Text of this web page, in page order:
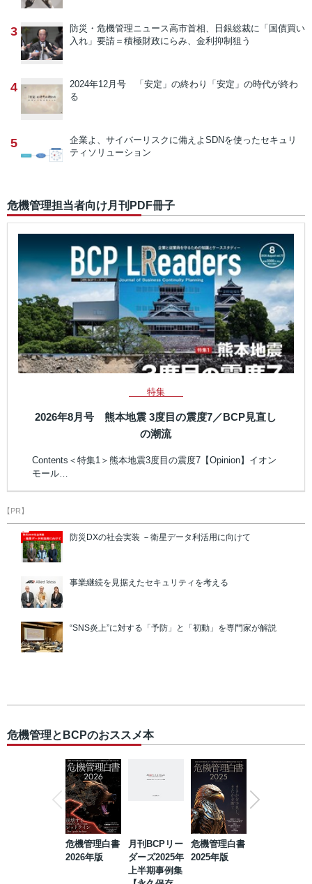
3 防災・危機管理ニュース高市首相、日銀総裁に「国債買い
入れ」要請＝積極財政にらみ、金利抑制狙う
4 2024年12月号 「安定」の終わり
「安定」の時代が終わ
る
5 企業よ、サイバーリスクに備えよ SDNを使ったセキュリ
ティソリューション
危機管理担当者向け月刊PDF冊子
特集
2026年8月号 熊本地震 3度目の震度7／BCP見直し
の潮流
Contents＜特集1＞熊本地震3度目の震度7【Opinion】イオン
モール…
【PR】
防災DXの社会実装 －衛星データ利活用に向けて
事業継続を見据えたセキュリティを考える
“SNS炎上”に対する「予防」と「初動」を専門家が解説
危機管理とBCPのおススメ本
危機管理白書
2026年版
月刊BCPリー
ダーズ2025年
上半期事例集
危機管理白書
2025年版